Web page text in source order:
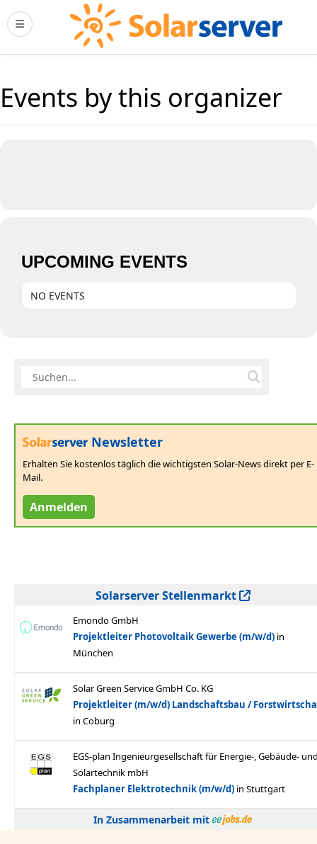
Events by this organizer
UPCOMING EVENTS
NO EVENTS
Newsletter
Erhalten Sie kostenlos täglich die wichtigsten Solar-News direkt per E-
Mail.
Anmelden
Solarserver Stellenmarkt
In Zusammenarbeit mit